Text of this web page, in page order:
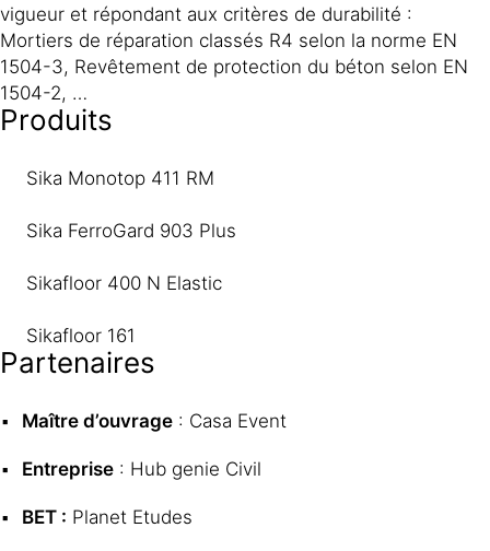
vigueur et répondant aux critères de durabilité :
Mortiers de réparation classés R4 selon la norme EN
1504-3, Revêtement de protection du béton selon EN
1504-2, …
Produits
Sika Monotop 411 RM
Sika FerroGard 903 Plus
Sikafloor 400 N Elastic
Sikafloor 161
Partenaires
Maître d’ouvrage : Casa Event
Entreprise : Hub genie Civil
BET : Planet Etudes